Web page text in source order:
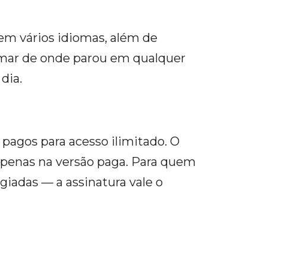
vários idiomas, além de
de onde parou em qualquer
para acesso ilimitado. O
na versão paga. Para quem
— a assinatura vale o